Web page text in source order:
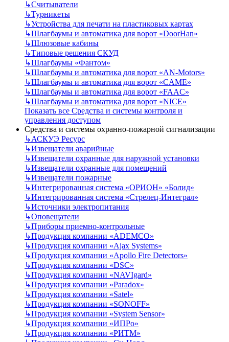
↳Считыватели
↳Турникеты
↳Устройства для печати на пластиковых картах
↳Шлагбаумы и автоматика для ворот «DoorHan»
↳Шлюзовые кабины
↳Типовые решения СКУД
↳Шлагбаумы «Фантом»
↳Шлагбаумы и автоматика для ворот «AN-Motors»
↳Шлагбаумы и автоматика для ворот «CAME»
↳Шлагбаумы и автоматика для ворот «FAAC»
↳Шлагбаумы и автоматика для ворот «NICE»
Показать все Средства и системы контроля и
управления доступом
Средства и системы охранно-пожарной сигнализации
↳АСКУЭ Ресурс
↳Извещатели аварийные
↳Извещатели охранные для наружной установки
↳Извещатели охранные для помещений
↳Извещатели пожарные
↳Интегрированная система «ОРИОН» «Болид»
↳Интегрированная система «Стрелец-Интеграл»
↳Источники электропитания
↳Оповещатели
↳Приборы приемно-контрольные
↳Продукция компании «ADEMCO»
↳Продукция компании «Ajax Systems»
↳Продукция компании «Apollo Fire Detectors»
↳Продукция компании «DSC»
↳Продукция компании «NAVIgard»
↳Продукция компании «Paradox»
↳Продукция компании «Satel»
↳Продукция компании «SONOFF»
↳Продукция компании «System Sensor»
↳Продукция компании «ИПРо»
↳Продукция компании «РИТМ»